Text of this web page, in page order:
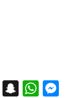
LinkedIn
Snapchat